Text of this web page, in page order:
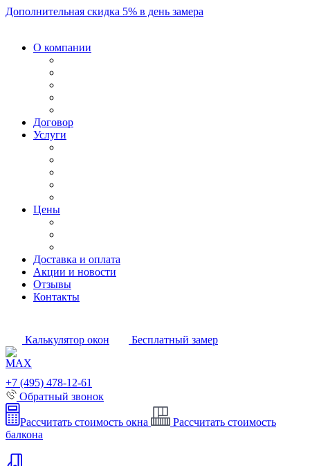
Дополнительная скидка 5% в день замера
О компании
Договор
Услуги
Цены
Доставка и оплата
Акции и новости
Отзывы
Контакты
Калькулятор окон Бесплатный замер
+7 (495) 478-12-61
Обратный звонок
Рассчитать стоимость окна
Рассчитать стоимость
балкона